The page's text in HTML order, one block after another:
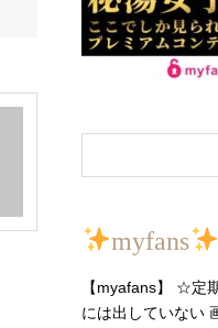
myfans
【myafans】 ☆定
には出していない